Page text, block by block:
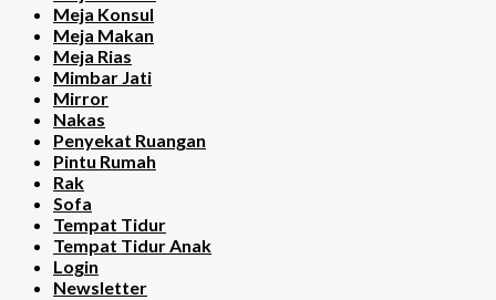
Meja Konsul
Meja Makan
Meja Rias
Mimbar Jati
Mirror
Nakas
Penyekat Ruangan
Pintu Rumah
Rak
Sofa
Tempat Tidur
Tempat Tidur Anak
Login
Newsletter